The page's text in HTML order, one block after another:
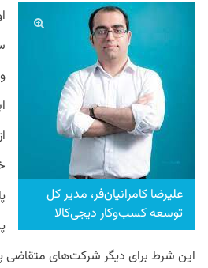
علیرضا کامرانیان‌فر، مدیر کل
توسعه کسب‌وکار دیجی‌کالا
این شرط برای دیگر شرکت‌های